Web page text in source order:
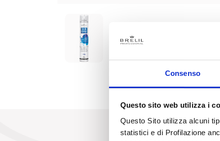
Consenso
Questo sito web utilizza i
Questo Sito utilizza alcuni
statistici e di Profilazione